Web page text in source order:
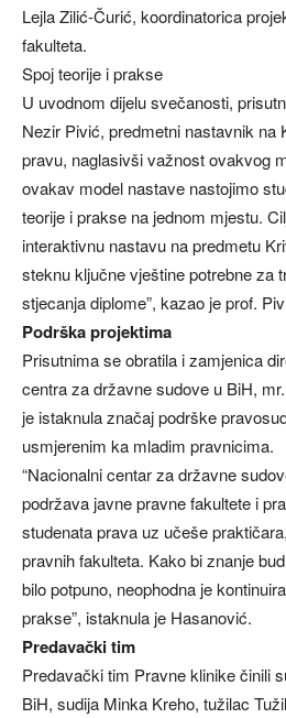
Lejla Zilić-Čurić, koordinatorica
fakulteta.
Spoj teorije i prakse
U uvodnom dijelu svečanosti,
Nezir Pivić, predmetni nastavnik na
pravu, naglasivši važnost ovakvog
ovakav model nastave nastojimo
teorije i prakse na jednom mjestu.
interaktivnu nastavu na predmetu
steknu ključne vještine potrebne za
stjecanja diplome”, kazao je prof.
Podrška projektima
Prisutnima se obratila i zamjenica
centra za državne sudove u BiH,
je istaknula značaj podrške
usmjerenim ka mladim pravnicima.
“Nacionalni centar za državne
podržava javne pravne fakultete i
studenata prava uz učeše
pravnih fakulteta. Kako bi znanje
bilo potpuno, neophodna je
prakse”, istaknula je Hasanović.
Predavački tim
Predavački tim Pravne klinike činili
BiH, sudija Minka Kreho, tužilac